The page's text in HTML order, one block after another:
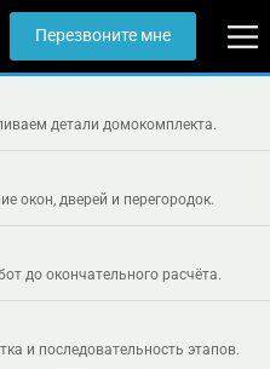
Перезвоните мне
детали домокомплекта.
окон, дверей и перегородок.
до окончательного расчёта.
и последовательность этапов.